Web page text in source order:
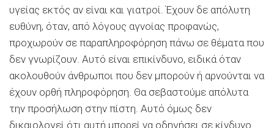
υγείας εκτός αν είναι και γιατροί. Έχουν δε απόλυτη
ευθύνη, όταν, από λόγους αγνοίας προφανώς,
προχωρούν σε παραπληροφόρηση πάνω σε θέματα που
δεν γνωρίζουν. Αυτό είναι επικίνδυνο, ειδικά όταν
ακολουθούν άνθρωποι που δεν μπορούν ή αρνούνται να
έχουν ορθή πληροφόρηση. Θα σεβαστούμε απόλυτα
την προσήλωση στην πίστη. Αυτό όμως δεν
δικαιολογεί ότι αυτή μπορεί να οδηγήσει σε κίνδυνο